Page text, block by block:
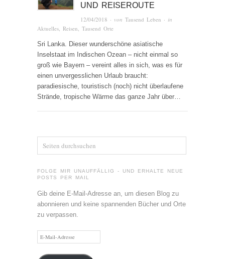
UND REISEROUTE
12/04/2018 · vonTausend Leben · in
Aktuelles, Reisen, Tausend Orte
Sri Lanka. Dieser wunderschöne asiatische
Inselstaat im Indischen Ozean – nicht einmal so
groß wie Bayern – vereint alles in sich, was es für
einen unvergesslichen Urlaub braucht:
paradiesische, touristisch (noch) nicht überlaufene
Strände, tropische Wärme das ganze Jahr über…
FOLGE MIR UNAUFFÄLLIG - UND ERHALTE NEUE
POSTS PER MAIL
Gib deine E-Mail-Adresse an, um diesen Blog zu
abonnieren und keine spannenden Bücher und Orte
zu verpassen.
E-
Mail-
Adresse